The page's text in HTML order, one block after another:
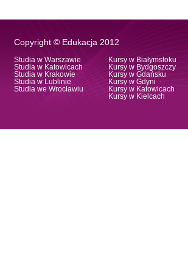
Copyright © Edukacja 2012
Studia w Warszawie
Studia w Katowicach
Studia w Krakowie
Studia w Lublinie
Studia we Wrocławiu
Kursy w Białymstoku
Kursy w Bydgoszczy
Kursy w Gdańsku
Kursy w Gdyni
Kursy w Katowicach
Kursy w Kielcach